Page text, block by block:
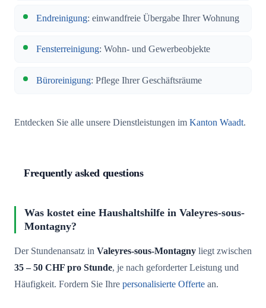
Endreinigung: einwandfreie Übergabe Ihrer Wohnung
Fensterreinigung: Wohn- und Gewerbeobjekte
Büroreinigung: Pflege Ihrer Geschäftsräume
Entdecken Sie alle unsere Dienstleistungen im Kanton Waadt.
Frequently asked questions
Was kostet eine Haushaltshilfe in Valeyres-sous-
Montagny?
Der Stundenansatz in Valeyres-sous-Montagny liegt zwischen
35 – 50 CHF pro Stunde, je nach geforderter Leistung und
Häufigkeit. Fordern Sie Ihre personalisierte Offerte an.